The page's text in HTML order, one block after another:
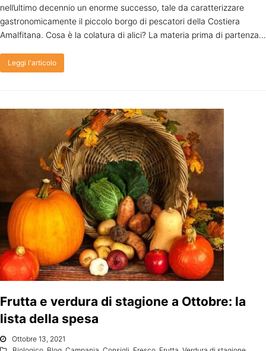
nell’ultimo decennio un enorme successo, tale da caratterizzare
gastronomicamente il piccolo borgo di pescatori della Costiera
Amalfitana. Cosa è la colatura di alici? La materia prima di partenza…
Leggi l'articolo
Frutta e verdura di stagione a Ottobre: la
lista della spesa
Ottobre 13, 2021